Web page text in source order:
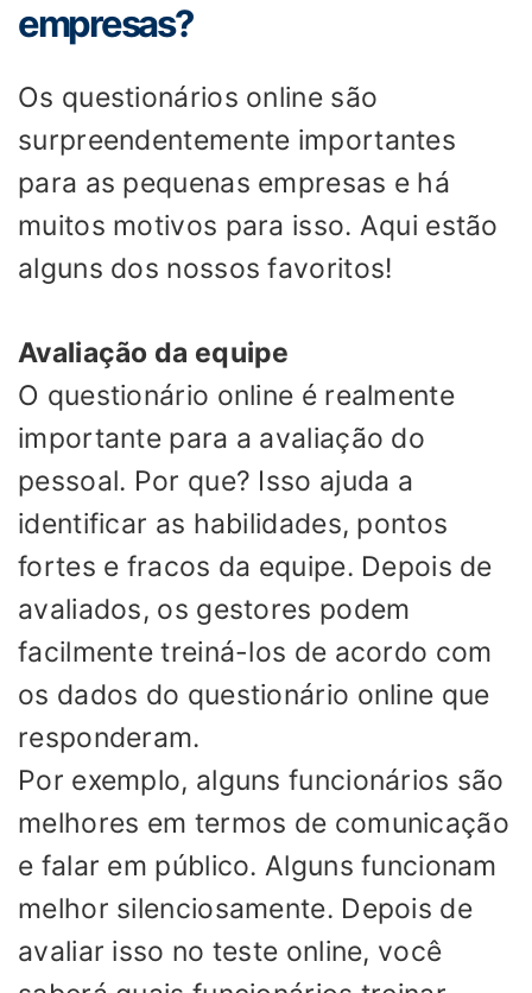
empresas?
Os questionários online são
surpreendentemente importantes
para as pequenas empresas e há
muitos motivos para isso. Aqui estão
alguns dos nossos favoritos!
Avaliação da equipe
O questionário online é realmente
importante para a avaliação do
pessoal. Por que? Isso ajuda a
identificar as habilidades, pontos
fortes e fracos da equipe. Depois de
avaliados, os gestores podem
facilmente treiná-los de acordo com
os dados do questionário online que
responderam.
Por exemplo, alguns funcionários são
melhores em termos de comunicação
e falar em público. Alguns funcionam
melhor silenciosamente. Depois de
avaliar isso no teste online, você